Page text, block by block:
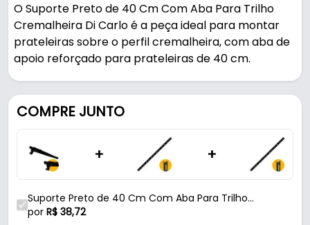
O Suporte Preto de 40 Cm Com Aba Para Trilho
Cremalheira Di Carlo é a peça ideal para montar
prateleiras sobre o perfil cremalheira, com aba de
apoio reforçado para prateleiras de 40 cm.
Pode ser usado na montagem de prateleiras.
Fabricado em Aço Carbono com acabamento
pintura epóxi brilhante, é resistente e durável no
uso diário. Suporta 50 kg.
Características:
- Marca: Di Carlo
COMPRE JUNTO
+ +
Suporte Preto de 40 Cm Com Aba Para Trilho
Cremalheira
por R$ 38,72